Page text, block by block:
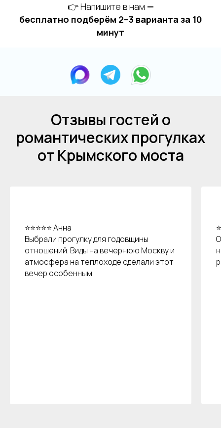
👉 Напишите в нам —
бесплатно подберём 2–3 варианта за 10
минут
Отзывы гостей о
романтических прогулках
от Крымского моста
⭐⭐⭐⭐⭐ Анна
Выбрали прогулку для годовщины
отношений. Виды на вечернюю Москву и
атмосфера на теплоходе сделали этот
вечер особенным.